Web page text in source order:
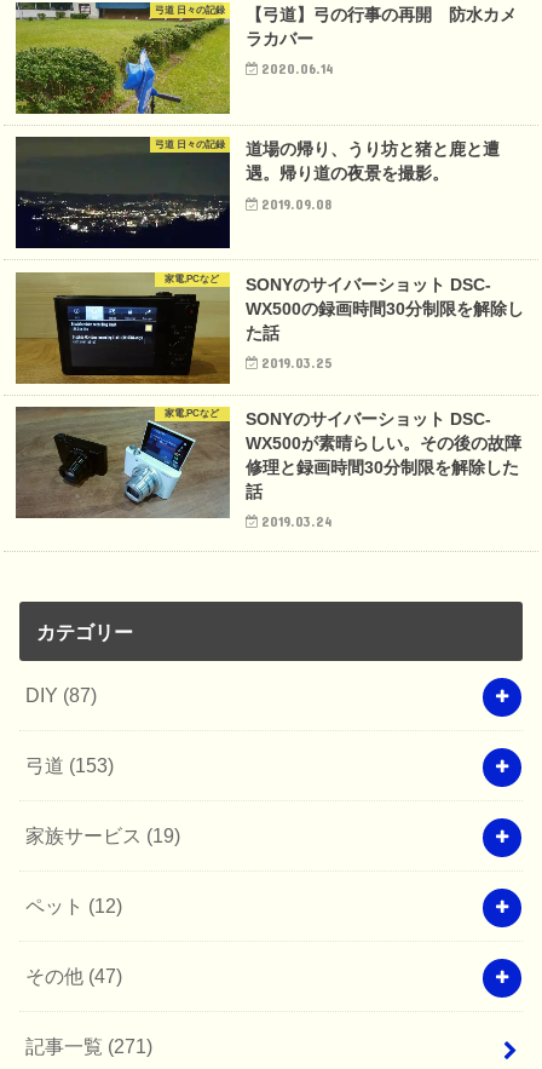
弓道 日々の記録
【弓道】弓の行事の再開 防水カメ
ラカバー
2020.06.14
弓道 日々の記録
道場の帰り、うり坊と猪と鹿と遭
遇。帰り道の夜景を撮影。
2019.09.08
家電,PCなど
SONYのサイバーショット DSC-
WX500の録画時間30分制限を解除し
た話
2019.03.25
家電,PCなど
SONYのサイバーショット DSC-
WX500が素晴らしい。その後の故障
修理と録画時間30分制限を解除した
話
2019.03.24
カテゴリー
DIY (87)
弓道 (153)
家族サービス (19)
ペット (12)
その他 (47)
記事一覧 (271)